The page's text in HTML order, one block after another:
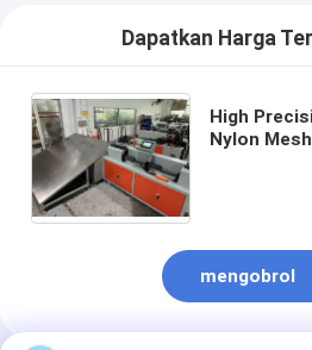
Dapatkan Harga
High
Nylon
mengobrol